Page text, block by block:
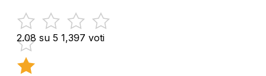
2.08 su 5 1,397 voti